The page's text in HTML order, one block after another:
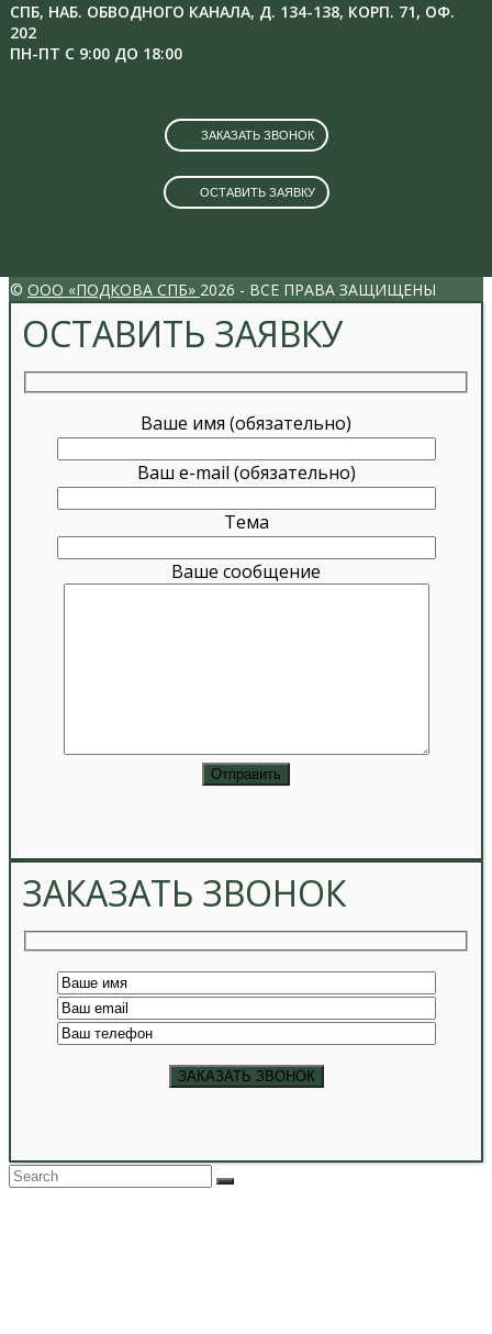
СПБ, НАБ. ОБВОДНОГО КАНАЛА, Д. 134-138, КОРП. 71, ОФ.
202
ПН-ПТ С 9:00 ДО 18:00
ЗАКАЗАТЬ ЗВОНОК
ОСТАВИТЬ ЗАЯВКУ
© ООО «ПОДКОВА СПБ» 2026 - ВСЕ ПРАВА ЗАЩИЩЕНЫ
ОСТАВИТЬ ЗАЯВКУ
Ваше имя (обязательно)
Ваш e-mail (обязательно)
Тема
Ваше сообщение
ЗАКАЗАТЬ ЗВОНОК